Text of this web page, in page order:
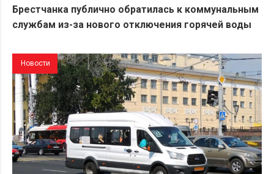
Брестчанка публично обратилась к коммунальным
службам из-за нового отключения горячей воды
Новости